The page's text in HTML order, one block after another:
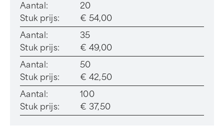
Aantal:
20
Stuk prijs:
€ 54,00
Aantal:
35
Stuk prijs:
€ 49,00
Aantal:
50
Stuk prijs:
€ 42,50
Aantal:
100
Stuk prijs:
€ 37,50